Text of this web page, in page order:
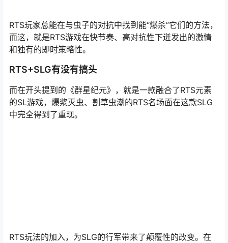
RTS玩家总能在与虫子的对抗中找到能“爆杀”它们的方法，
而这，就是RTS游戏在快节奏、高对抗性下迸发出的激情
和独有的即时策略性。
RTS+SLG有没有搞头
而在开头提到的《群星纪元》，就是一款融合了RTS元素
的SL游戏，爆浆灭虫、割草虫潮的RTS名场面在这款SLG
中完全得到了重现。
RTS玩法的加入，为SLG的行军带来了颠覆性的改变。在